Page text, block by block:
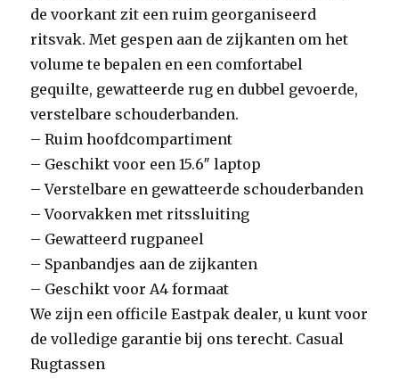
de voorkant zit een ruim georganiseerd
ritsvak. Met gespen aan de zijkanten om het
volume te bepalen en een comfortabel
gequilte, gewatteerde rug en dubbel gevoerde,
verstelbare schouderbanden.
– Ruim hoofdcompartiment
– Geschikt voor een 15.6″ laptop
– Verstelbare en gewatteerde schouderbanden
– Voorvakken met ritssluiting
– Gewatteerd rugpaneel
– Spanbandjes aan de zijkanten
– Geschikt voor A4 formaat
We zijn een officile Eastpak dealer, u kunt voor
de volledige garantie bij ons terecht. Casual
Rugtassen